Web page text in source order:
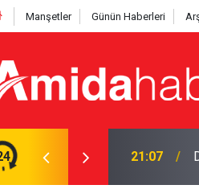
Manşetler Günün Haberleri
20:25